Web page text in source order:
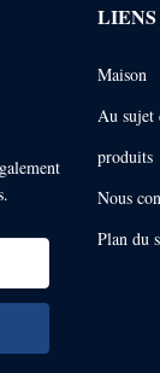
Maison
Au sujet
produits
Nous
Plan du